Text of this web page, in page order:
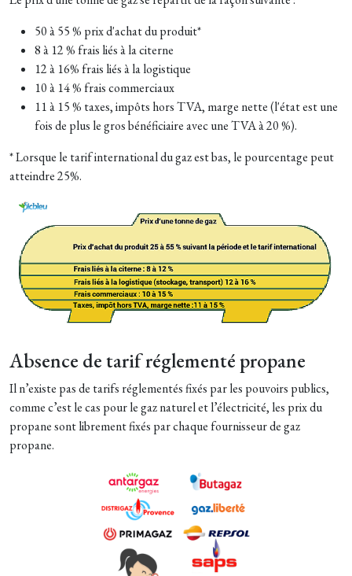
50 à 55 % prix d'achat du produit*
8 à 12 % frais liés à la citerne
12 à 16% frais liés à la logistique
10 à 14 % frais commerciaux
11 à 15 % taxes, impôts hors TVA, marge nette (l'état est une
fois de plus le gros bénéficiaire avec une TVA à 20 %).
* Lorsque le tarif international du gaz est bas, le pourcentage peut
atteindre 25%.
Absence de tarif réglementé propane
Il n’existe pas de tarifs réglementés fixés par les pouvoirs publics,
comme c’est le cas pour le gaz naturel et l’électricité, les prix du
propane sont librement fixés par chaque fournisseur de gaz
propane.